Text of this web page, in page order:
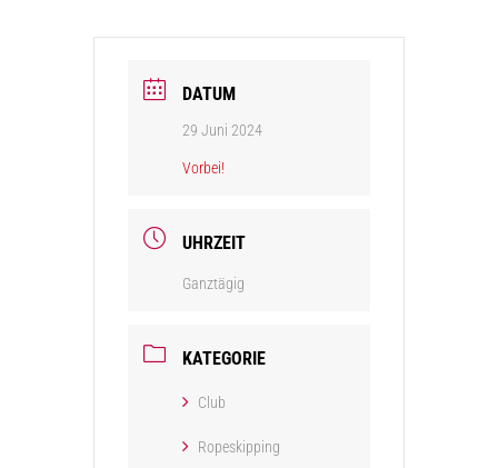
DATUM
29 Juni 2024
Vorbei!
UHRZEIT
Ganztägig
KATEGORIE
Club
Ropeskipping